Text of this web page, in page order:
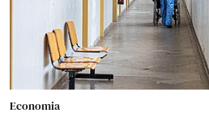
Economia